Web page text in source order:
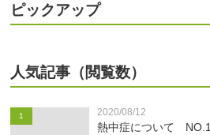
ピックアップ
人気記事（閲覧数）
1 2020/08/12
熱中症について NO.1